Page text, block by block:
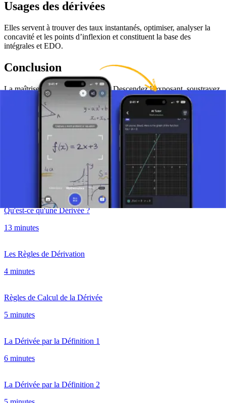
Usages des dérivées
Elles servent à trouver des taux instantanés, optimiser, analyser la
concavité et les points d’inflexion et constituent la base des
intégrales et EDO.
Conclusion
La maîtrise vient avec la pratique. Descendez l’exposant, soustrayez
1, surveillez les signes et souvenez-vous: d/dx(x) = 1 et
d/dx(constante) = 0.
Prenez une photo de votre devoir et utilisez le tuteur IA.
Définition de la Dérivée
Qu'est-ce qu'une Dérivée ?
13 minutes
Les Règles de Dérivation
4 minutes
Règles de Calcul de la Dérivée
5 minutes
La Dérivée par la Définition 1
6 minutes
La Dérivée par la Définition 2